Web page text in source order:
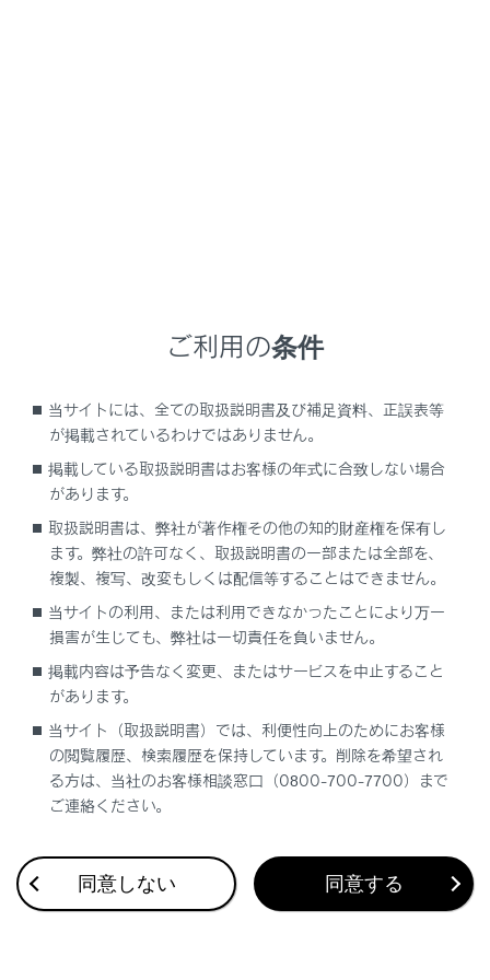
他車によるけん引が不可能な状況
他車にけん引してもらう
合わせて見られているページ
パワーウインドウスイッチを操作してもドアガラスが開閉し
おくだけ充電®（ワイヤレス充電器）の充電トレイ上の作動
表示灯が点滅した
警告灯が点灯／点滅した
このページは役に立ちましたか？
ご利用の条件
当サイトには、全ての取扱説明書及び補足資料、正誤表等
が掲載されているわけではありません。
掲載している取扱説明書はお客様の年式に合致しない場合
があります。
取扱説明書は、弊社が著作権その他の知的財産権を保有し
ます。弊社の許可なく、取扱説明書の一部または全部を、
複製、複写、改変もしくは配信等することはできません。
当サイトの利用、または利用できなかったことにより万一
損害が生じても、弊社は一切責任を負いません。
掲載内容は予告なく変更、またはサービスを中止すること
があります。
当サイト（取扱説明書）では、利便性向上のためにお客様
の閲覧履歴、検索履歴を保持しています。削除を希望され
る方は、当社のお客様相談窓口（0800-700-7700）まで
ご連絡ください。
同意しない 同意する